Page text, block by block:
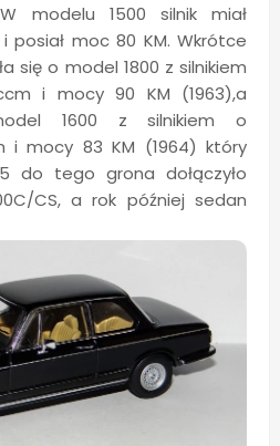
modelu 1500 silnik miał
posiał moc 80 KM. Wkrótce
się o model 1800 z silnikiem
i mocy 90 KM (1963),a
1600 z silnikiem o
i mocy 83 KM (1964) który
do tego grona dołączyło
CS, a rok później sedan